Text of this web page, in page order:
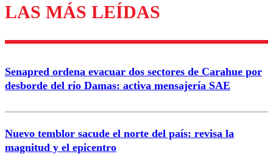
Los comentarios son moderados para garantizar un
diálogo respetuoso.
Correo
LAS MÁS LEÍDAS
Senapred ordena evacuar dos sectores de Carahue por
desborde del río Damas: activa mensajería SAE
Nuevo temblor sacude el norte del país: revisa la
magnitud y el epicentro